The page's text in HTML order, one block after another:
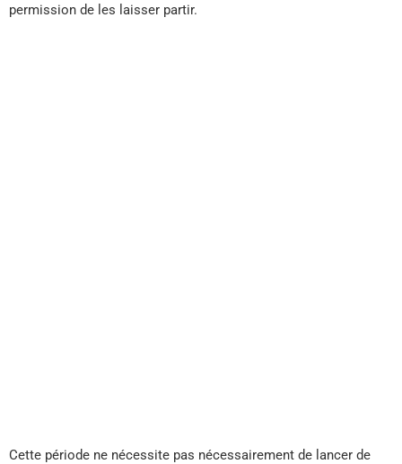
permission de les laisser partir.
Cette période ne nécessite pas nécessairement de lancer de